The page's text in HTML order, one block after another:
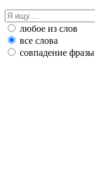
любое из слов
все слова
совпадение фразы